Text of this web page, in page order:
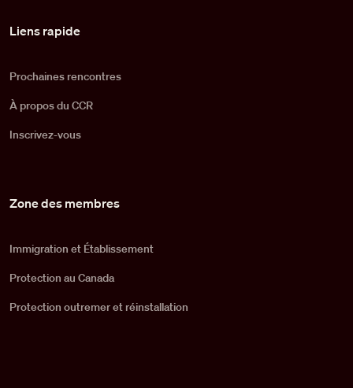
Liens rapide
Prochaines rencontres
À propos du CCR
Inscrivez-vous
Zone des membres
Immigration et Établissement
Protection au Canada
Protection outremer et réinstallation